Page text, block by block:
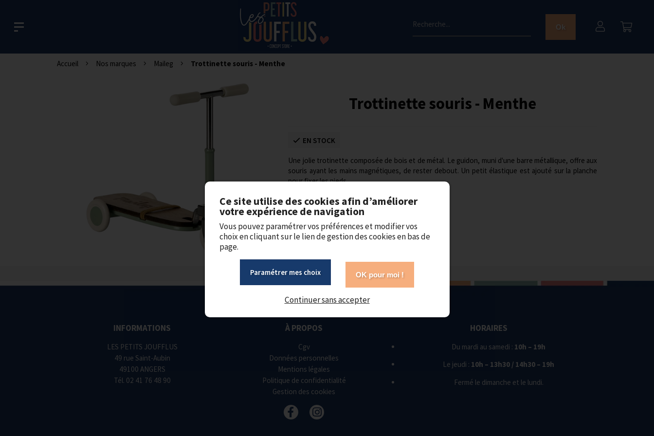
Recherche... Ok
Accueil Nos marques Maileg Trottinette souris - Menthe
Trottinette souris - Menthe
EN STOCK
Une jolie trotinette composée de bois et de métal. Le guidon, muni d'une barre métallique, offre aux
souris ayant les mains magnétiques, de rester debout. Un petit élastique est ajouté sur la planche
pour fixer les pieds.
24,00 €
Ajouter au panier
INFORMATIONS
LES PETITS JOUFFLUS
49 rue Saint-Aubin
49100 ANGERS
Tél. 02 41 76 48 90
À PROPOS
Cgv
Données personnelles
Mentions légales
Politique de confidentialité
Gestion des cookies
HORAIRES
Du mardi au samedi : 10h – 19h
Le jeudi : 10h – 13h30 / 14h30 – 19h
Fermé le dimanche et le lundi.
Ce site utilise des cookies afin d’améliorer
votre expérience de navigation
Vous pouvez paramétrer vos préférences et modifier vos
choix en cliquant sur le lien de gestion des cookies en bas de
page.
Paramétrer mes choix OK pour moi !
Continuer sans accepter